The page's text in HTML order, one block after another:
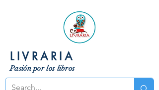
LIVRARIA
Pasión por los libros